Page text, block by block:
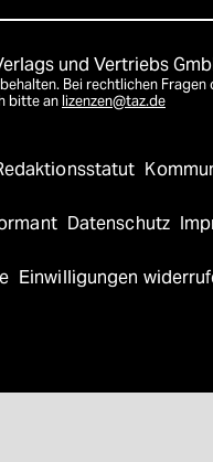
und Vertriebs
Bei rechtlichen Fragen
bitte an lizenzen@taz.de
Datenschutz
Einwilligungen